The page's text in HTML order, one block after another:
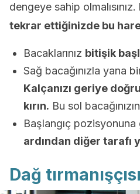
dengeye sahip olmalısınız.
tekrar ettiğinizde bu
Bacaklarınız bitişik
Sağ bacağınızla yana
Kalçanızı geriye
kırın. Bu sol
Başlangıç pozisyonuna
ardından diğer tarafı
Dağ tırmanışçısı